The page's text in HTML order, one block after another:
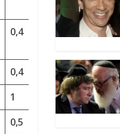
0,4
0,4
1
0,5